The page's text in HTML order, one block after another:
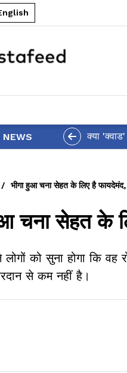
NEWS आलिया
/ भीगा हुआ चना सेहत के लिए है फायदेमंद,
चना सेहत के
को सुना होगा कि
से कम नहीं है।